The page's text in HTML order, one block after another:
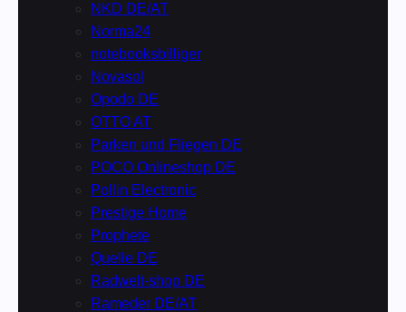
NKD DE/AT
Norma24
notebooksbilliger
Novasol
Opodo DE
OTTO AT
Parken und Fliegen DE
POCO Onlineshop DE
Pollin Electronic
Prestige Home
Prophete
Quelle DE
Radwelt-shop DE
Rameder DE/AT